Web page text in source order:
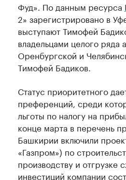
Фуд». По данным ресурса
2» зарегистрировано в
выступают Тимофей
владельцами целого
Оренбургской и
Тимофей Бадиков.
Статус приоритетного
преференций, среди
льготы по налогу на
конце марта в перечень
Башкирии включили
«Газпром») по
производству и
инвестиций компании